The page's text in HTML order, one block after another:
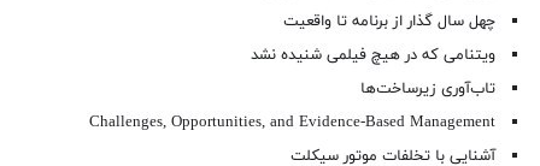
چهل سال گذار از برنامه تا واقعیت
ویتنامی که در هیچ فیلمی شنیده نشد
تاب‌آوری زیرساخت‌ها
Challenges, Opportunities, and Evidence-Based Management
آشنایی با تخلفات موتور سیکلت